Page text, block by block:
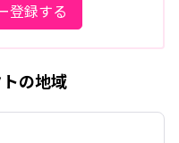
登録する
の地域